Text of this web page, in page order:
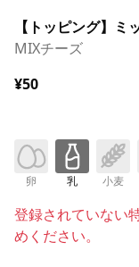
【トッピング】ミ
MIXチーズ
¥50
卵 乳 小麦
登録されていない
めください。